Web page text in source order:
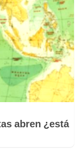
abren ¿está